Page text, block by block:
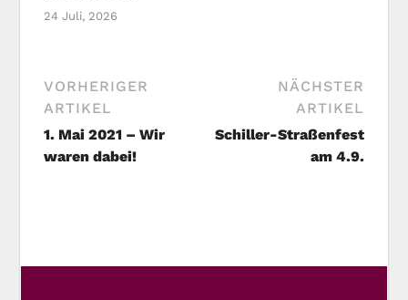
24 Juli, 2026
VORHERIGER
ARTIKEL
1. Mai 2021 – Wir
waren dabei!
NÄCHSTER
ARTIKEL
Schiller-Straßenfest
am 4.9.